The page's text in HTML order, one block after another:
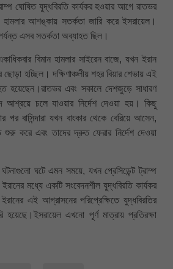
ঘোষিত যুদ্ধবিরতি কার্যকর হওয়ার আগে রাতভর
হামলার আশঙ্কায় সতর্কতা জারি করে ইসরায়েল।
এসব সতর্কতা অব্যাহত ছিল।
বিমান হামলার সাইরেন বাজে, যখন ইরান
ছোড়া হচ্ছিল। দক্ষিণাঞ্চলীয় শহর বিয়ার শেভায় এই
হয়েছেন।রাতভর এবং সকালে দেশজুড়ে সাধারণ
আশ্রয়ে চলে যাওয়ার নির্দেশ দেওয়া হয়। কিছু
পর বাসিন্দারা যখন বাংকার থেকে বেরিয়ে আসেন,
করে এবং তাদের দ্রুত ফেরার নির্দেশ দেওয়া
ঘটনাগুলো ঘটে এমন সময়ে, যখন প্রেসিডেন্ট ট্রাম্প
মধ্যে একটি সংবেদনশীল যুদ্ধবিরতি কার্যকর
এই আগ্রাসনের পরিপ্রেক্ষিতে যুদ্ধবিরতির
হয়েছে।ইসরায়েল এখনো পূর্ণ মাত্রায় প্রতিরক্ষা